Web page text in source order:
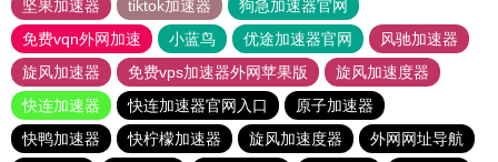
坚果加速器
tiktok加速器
狗急加速器官网
免费vqn外网加速
小蓝鸟 优途加速器官网
风驰加速器
旋风加速器
免费vps加速器外网苹果版
旋风加速度器
快连加速器
快连加速器官网入口
原子加速器
快鸭加速器
快柠檬加速器 旋风加速度器
外网网址导航